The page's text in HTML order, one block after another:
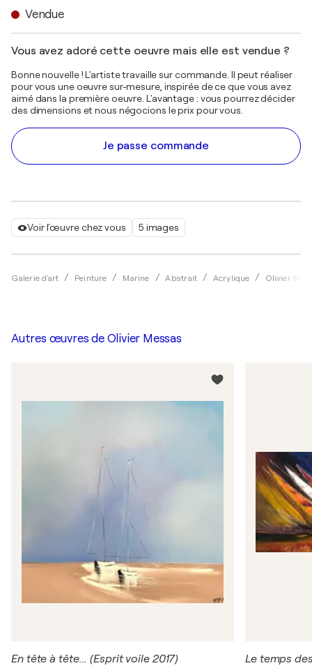
Voir l'œuvre chez vous 5 images
Galerie d'art Peinture Marine Abstrait Acrylique Olivier
Vendue
Vous avez adoré cette oeuvre mais elle est vendue ?
Bonne nouvelle ! L'artiste travaille sur commande. Il peut réaliser
pour vous une oeuvre sur-mesure, inspirée de ce que vous avez
aimé dans la première oeuvre. L'avantage : vous pourrez décider
des dimensions et nous négocions le prix pour vous.
Je passe commande
Autres œuvres de Olivier Messas
En tête à tête... (Esprit voile 2017) Le temps